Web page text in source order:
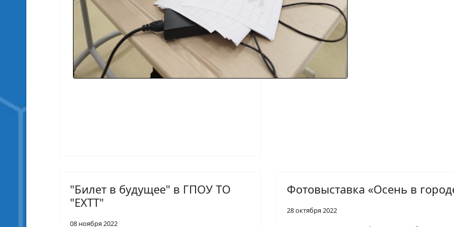
"Билет в будущее" в ГПОУ ТО
"ЕХТТ"
08 ноября 2022
Фотовыставка «Осень в
28 октября 2022